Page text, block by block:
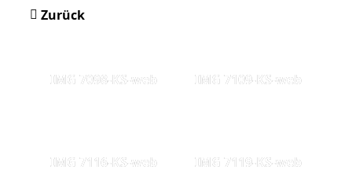
Zurück
IMG 7098-KS-web IMG 7109-KS-web
IMG 7116-KS-web IMG 7119-KS-web